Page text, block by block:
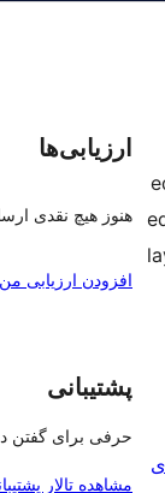
ارزیابی‌ها
هنوز هیچ نقدی
افزودن ارزیابی من
پشتیبانی
حرفی برای گفتن
مشاهده تالار